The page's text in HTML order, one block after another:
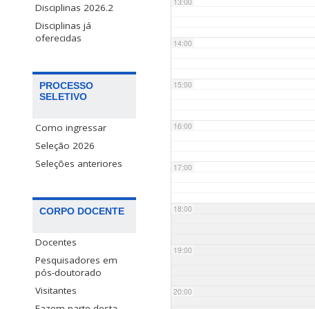
Disciplinas 2026.2
Disciplinas já
oferecidas
PROCESSO
SELETIVO
Como ingressar
Seleção 2026
Seleções anteriores
CORPO DOCENTE
Docentes
Pesquisadores em
pós-doutorado
Visitantes
14:00
15:00
16:00
17:00
18:00
19:00
20:00